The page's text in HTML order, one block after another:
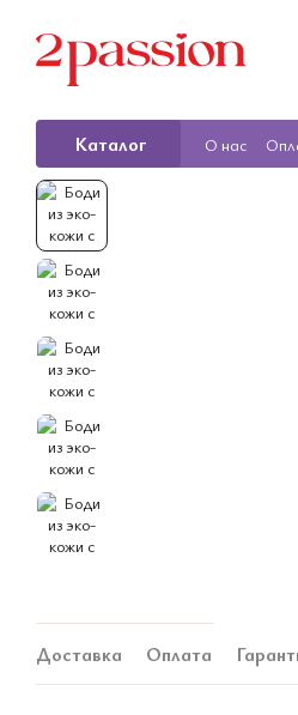
Каталог О нас
Доставка Оплата